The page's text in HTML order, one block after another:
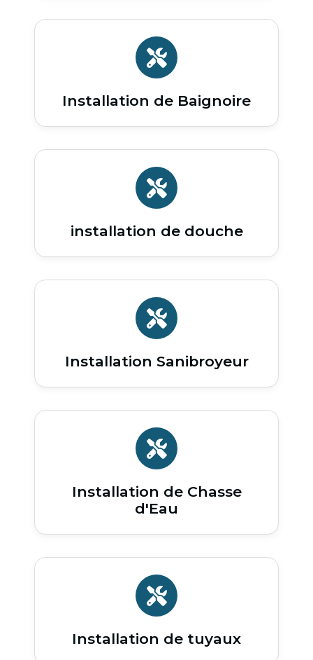
Installation de Baignoire
installation de douche
Installation Sanibroyeur
Installation de Chasse
d'Eau
Installation de tuyaux